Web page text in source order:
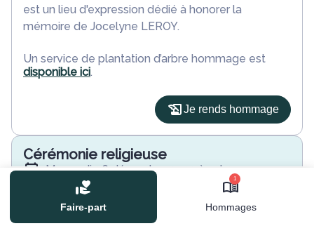
Faire-part
1
Hommages
est un lieu d'expression dédié à honorer la
mémoire de Jocelyne LEROY.
Un service de plantation d’arbre hommage est
disponible ici.
Je rends hommage
Cérémonie religieuse
mercredi 06 décembre 2023 à 14h30
Église de Marolles
41330 Marolles